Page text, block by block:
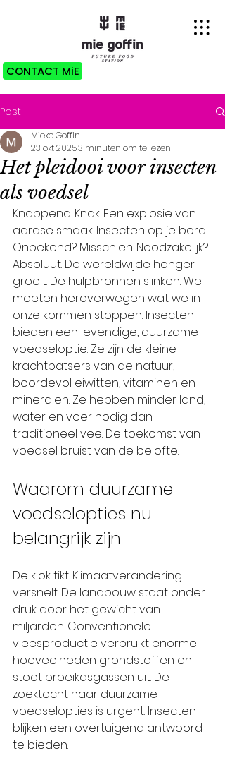
CONTACT MiE
Post
Het pleidooi voor insecten
als voedsel
Mieke Goffin
23 okt 20253 minuten om te lezen
Knappend. Knak. Een explosie van
aardse smaak. Insecten op je bord.
Onbekend? Misschien. Noodzakelijk?
Absoluut. De wereldwijde honger
groeit. De hulpbronnen slinken. We
moeten heroverwegen wat we in
onze kommen stoppen. Insecten
bieden een levendige, duurzame
voedseloptie. Ze zijn de kleine
krachtpatsers van de natuur,
boordevol eiwitten, vitaminen en
mineralen. Ze hebben minder land,
water en voer nodig dan
traditioneel vee. De toekomst van
voedsel bruist van de belofte.
Waarom duurzame
voedselopties nu
belangrijk zijn
De klok tikt. Klimaatverandering
versnelt. De landbouw staat onder
druk door het gewicht van
miljarden. Conventionele
vleesproductie verbruikt enorme
hoeveelheden grondstoffen en
stoot broeikasgassen uit. De
zoektocht naar duurzame
voedselopties is urgent. Insecten
blijken een overtuigend antwoord
te bieden.